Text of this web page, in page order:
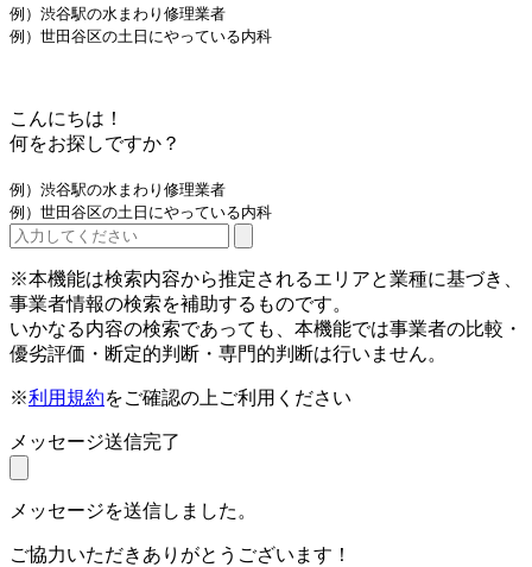
例）渋谷駅の水まわり修理業者
例）世田谷区の土日にやっている内科
こんにちは！
何をお探しですか？
例）渋谷駅の水まわり修理業者
例）世田谷区の土日にやっている内科
※本機能は検索内容から推定されるエリアと業種に基づき、
事業者情報の検索を補助するものです。
いかなる内容の検索であっても、本機能では事業者の比較・
優劣評価・断定的判断・専門的判断は行いません。
※利用規約をご確認の上ご利用ください
メッセージ送信完了
メッセージを送信しました。
ご協力いただきありがとうございます！